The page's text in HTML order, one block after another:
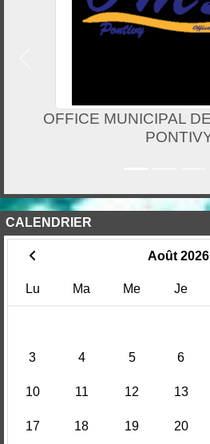
DES SPORTS DE
CALENDRIER
Août 2026
Lu Ma Me Je
3 4 5 6
10 11 12 13
17 18 19 20